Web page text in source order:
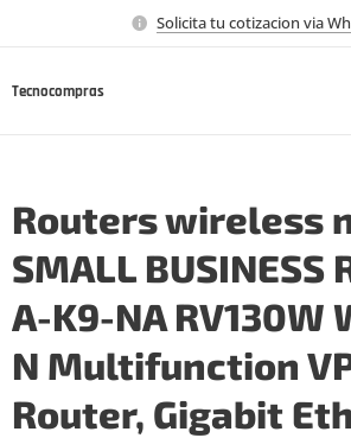
Solicita tu cotizacion via
Tecnocompras
Routers wireless n
SMALL BUSINESS
A-K9-NA RV130W
N Multifunction
Router, Gigabit